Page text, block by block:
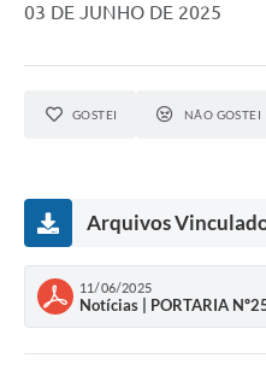
03 DE JUNHO DE 2025
GOSTEI NÃO GOSTEI
Arquivos
11/06/2025
Notícias | PORTARIA